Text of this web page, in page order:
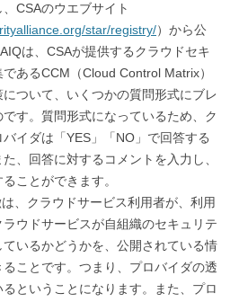
CSAのウエブサイト
star/registry/）から公
は、CSAが提供するクラウドセキ
あるCCM（Cloud Control Matrix）
ついて、いくつかの質問形式にブレ
す。質問形式になっているため、ク
イダは「YES」「NO」で回答する
、回答に対するコメントを入力し、
ことができます。
、クラウドサービス利用者が、利用
ラウドサービスが自組織のセキュリテ
ているかどうかを、公開されている情
ことです。つまり、プロバイダの透
ということになります。また、プロ